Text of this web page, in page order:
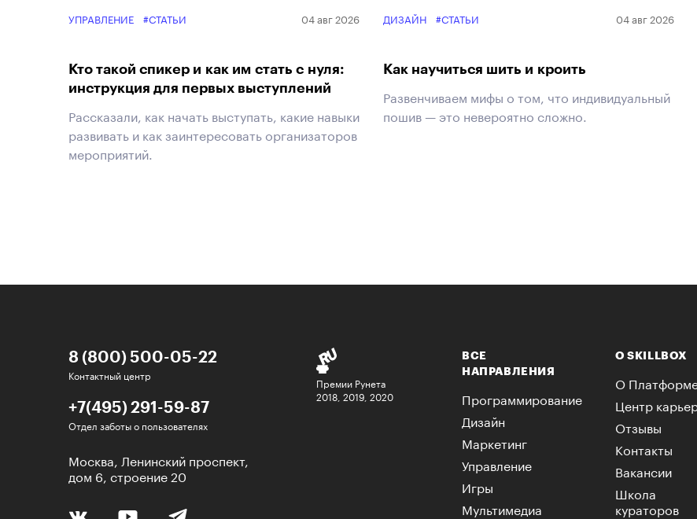
УПРАВЛЕНИЕ #СТАТЬИ 04 авг 2026
Кто такой спикер и как им стать с нуля:
инструкция для первых выступлений
Рассказали, как начать выступать, какие навыки
развивать и как заинтересовать организаторов
мероприятий.
ДИЗАЙН #СТАТЬИ 04 авг 2026
Как научиться шить и кроить
Развенчиваем мифы о том, что индивидуальный
пошив — это невероятно сложно.
8 (800) 500-05-22
Контактный центр
+7(495) 291-59-87
Отдел заботы о пользователях
Москва, Ленинский проспект,
дом 6, строение 20
Премии Рунета
2018, 2019, 2020
ВСЕ
НАПРАВЛЕНИЯ
Программирование
Дизайн
Маркетинг
Управление
Игры
Мультимедиа
О SKILLBOX
О
Центр
Отзывы
Контакты
Вакансии
Школа
кураторов